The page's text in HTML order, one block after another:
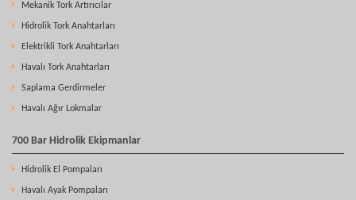
Mekanik Tork Artırıcılar
Hidrolik Tork Anahtarları
Elektrikli Tork Anahtarları
Havalı Tork Anahtarları
Saplama Gerdirmeler
Havalı Ağır Lokmalar
700 Bar Hidrolik Ekipmanlar
Hidrolik El Pompaları
Havalı Ayak Pompaları